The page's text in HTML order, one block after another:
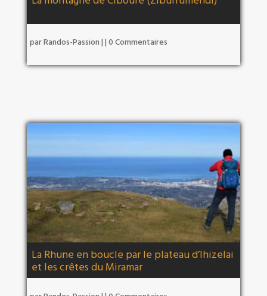
parRandos-Passion | | 0 Commentaires
La Rhune en boucle par le plateau d’Ihizelai
et les crêtes du Miramar